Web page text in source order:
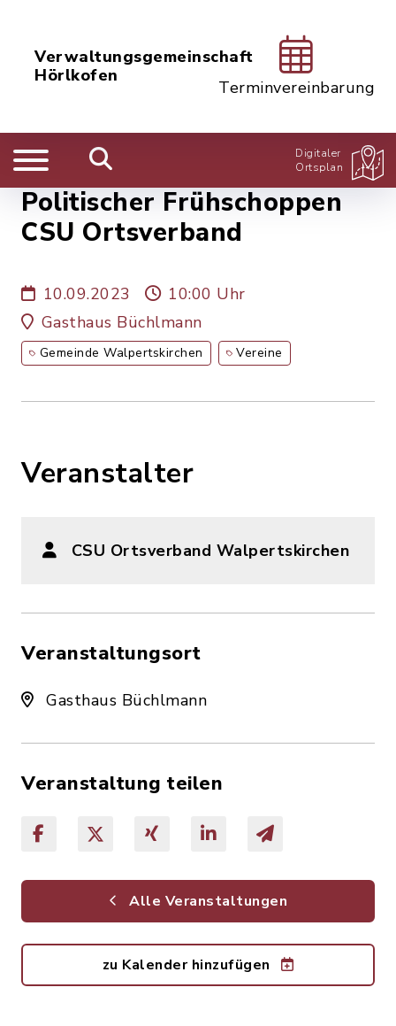
Verwaltungsgemeinschaft
Hörlkofen
Terminvereinbarung
Digitaler
Ortsplan
Politischer Frühschoppen
CSU Ortsverband
10.09.2023
10:00 Uhr
Gasthaus Büchlmann
Gemeinde Walpertskirchen Vereine
Veranstalter
CSU Ortsverband Walpertskirchen
Veranstaltungsort
Gasthaus Büchlmann
Veranstaltung teilen
Alle Veranstaltungen
zu Kalender hinzufügen